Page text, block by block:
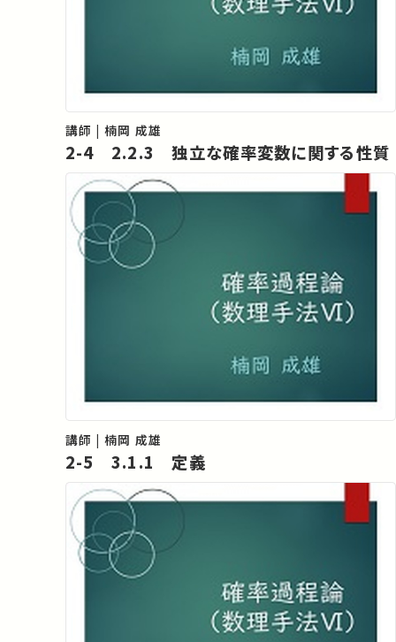
講師 | 楠岡 成雄
2-4 2.2.3 独立な確率変数に関する性質
講師 | 楠岡 成雄
2-5 3.1.1 定義